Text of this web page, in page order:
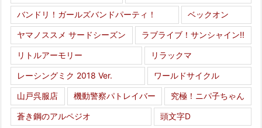
バンドリ！ガールズバンドパーティ！ ベックオン
ヤマノススメ サードシーズン ラブライブ！サンシャイン!!
リトルアーモリー リラックマ
レーシングミク 2018 Ver. ワールドサイクル
山戸呉服店 機動警察パトレイバー 究極！ニパ子ちゃん
蒼き鋼のアルペジオ 頭文字D